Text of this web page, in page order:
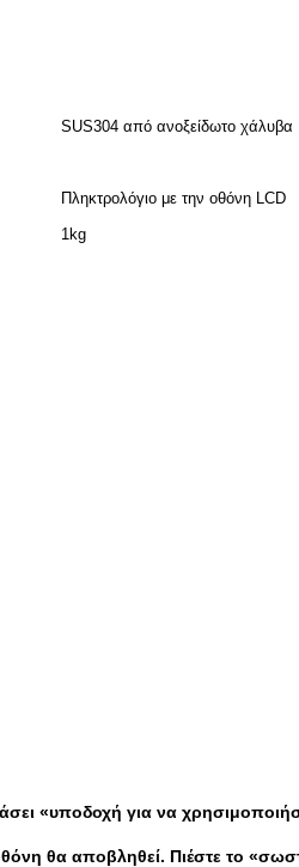
SUS304 από ανοξείδωτο χάλυβα
Πληκτρολόγιο με την οθόνη LCD
1kg
«υποδοχή για να
θα αποβληθεί. Πιέστε το